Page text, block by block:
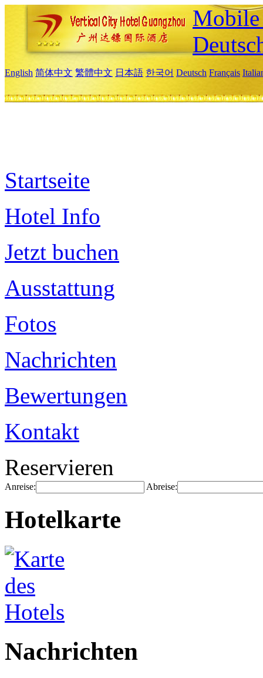
English 简体中文 繁體中文 日本語 한국어 Deutsch Français
Startseite
Hotel Info
Jetzt buchen
Ausstattung
Fotos
Nachrichten
Bewertungen
Kontakt
Reservieren
Anreise: Abreise:
Hotelkarte
Nachrichten